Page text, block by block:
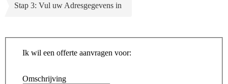
Stap 3: Vul uw Adresgegevens in
Ik wil een offerte aanvragen voor:
Omschrijving